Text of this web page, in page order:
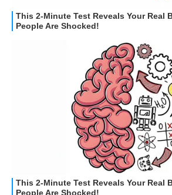
Libero Tecnologia è un prodotto Italiaonline